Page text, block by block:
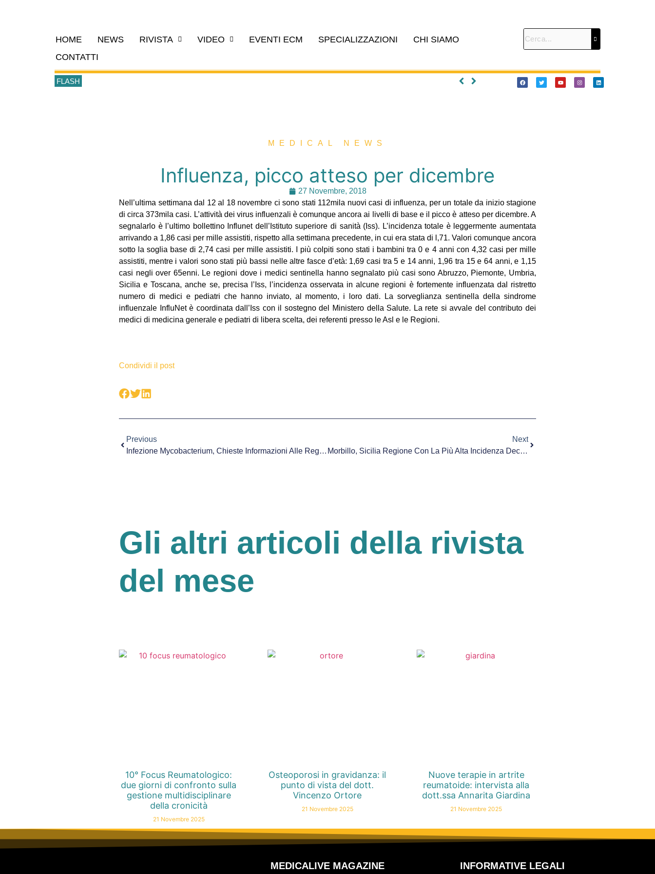
HOME NEWS RIVISTA VIDEO EVENTI ECM SPECIALIZZAZIONI
CHI SIAMO
CONTATTI
FLASH
MEDICAL NEWS
Influenza, picco atteso per dicembre
27 Novembre, 2018
Nell’ultima settimana dal 12 al 18 novembre ci sono stati 112mila nuovi casi di influenza, per un totale da inizio stagione
di circa 373mila casi. L’attività dei virus influenzali è comunque ancora ai livelli di base e il picco è atteso per dicembre. A
segnalarlo è l’ultimo bollettino Influnet dell’Istituto superiore di sanità (Iss). L’incidenza totale è leggermente aumentata
arrivando a 1,86 casi per mille assistiti, rispetto alla settimana precedente, in cui era stata di l,71. Valori comunque ancora
sotto la soglia base di 2,74 casi per mille assistiti. I più colpiti sono stati i bambini tra 0 e 4 anni con 4,32 casi per mille
assistiti, mentre i valori sono stati più bassi nelle altre fasce d’età: 1,69 casi tra 5 e 14 anni, 1,96 tra 15 e 64 anni, e 1,15
casi negli over 65enni. Le regioni dove i medici sentinella hanno segnalato più casi sono Abruzzo, Piemonte, Umbria,
Sicilia e Toscana, anche se, precisa l’Iss, l’incidenza osservata in alcune regioni è fortemente influenzata dal ristretto
numero di medici e pediatri che hanno inviato, al momento, i loro dati. La sorveglianza sentinella della sindrome
influenzale InfluNet è coordinata dall’Iss con il sostegno del Ministero della Salute. La rete si avvale del contributo dei
medici di medicina generale e pediatri di libera scelta, dei referenti presso le Asl e le Regioni.
Condividi il post
Previous
Infezione Mycobacterium, Chieste Informazioni Alle Regioni
Next
Morbillo, Sicilia Regione Con La Più Alta Incidenza Decessi
Gli altri articoli della rivista
del mese
10° Focus Reumatologico:
due giorni di confronto sulla
gestione multidisciplinare
della cronicità
21 Novembre 2025
Osteoporosi in gravidanza: il
punto di vista del dott.
Vincenzo Ortore
21 Novembre 2025
Nuove terapie in artrite
reumatoide: intervista alla
dott.ssa Annarita Giardina
21 Novembre 2025
MEDICALIVE MAGAZINE INFORMATIVE LEGALI